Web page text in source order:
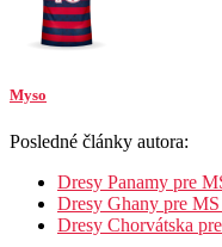
Myso
Posledné články autora:
Dresy Panamy pre
Dresy Ghany pre
Dresy Chorvátska